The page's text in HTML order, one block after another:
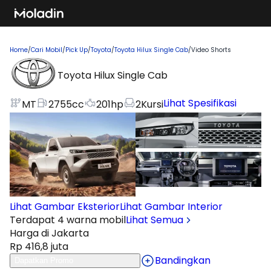
Home/Cari Mobil/Pick Up/Toyota/Toyota Hilux Single Cab/Video Shorts
Toyota Hilux Single Cab
MT 2755cc 201hp 2KursiLihat Spesifikasi
Lihat Gambar EksteriorLihat Gambar Interior
Terdapat 4 warna mobilLihat Semua
Harga di Jakarta
Rp 416,8 juta
Bandingkan